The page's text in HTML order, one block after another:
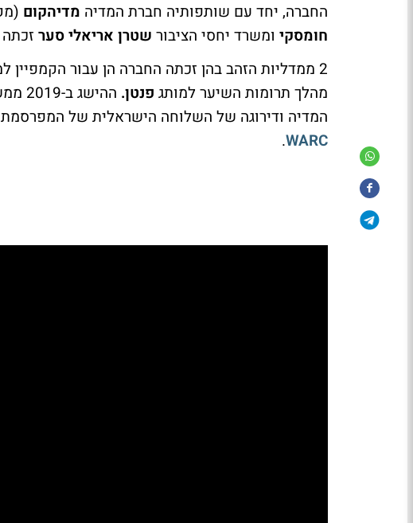
החברה, יחד עם שותפותיה חברת המדיה מדיהקום
חומסקי ומשרד יחסי הציבור שטרן אריאלי סער זכתה ב-6 פרסים, 3
2 ממדליות הזהב בהן זכתה החברה הן עבור הקמפיין למותג
מהלך תרומות השיער למותג פנטן.
המדיה ודירוגה של השלוחה הישראלית של
WARC
.